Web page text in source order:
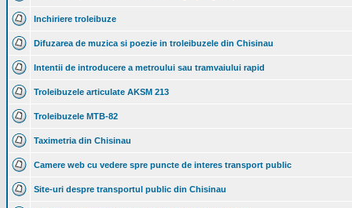
Inchiriere troleibuze
Difuzarea de muzica si poezie in troleibuzele din Chisinau
Intentii de introducere a metroului sau tramvaiului rapid
Troleibuzele articulate AKSM 213
Troleibuzele MTB-82
Taximetria din Chisinau
Camere web cu vedere spre puncte de interes transport public
Site-uri despre transportul public din Chisinau